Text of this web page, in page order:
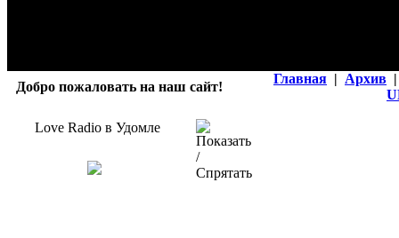
Добро пожаловать на наш сайт!
Главная | Архив |
Love Radio в Удомле